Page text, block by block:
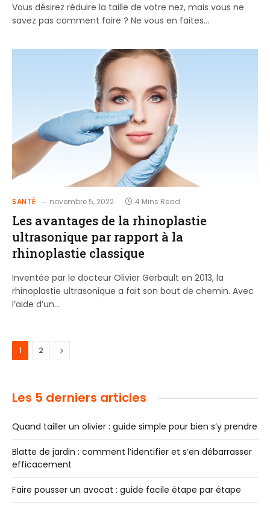
Vous désirez réduire la taille de votre nez, mais vous ne
savez pas comment faire ? Ne vous en faites…
SANTÉ novembre 5, 2022 4 Mins Read
Les avantages de la rhinoplastie
ultrasonique par rapport à la
rhinoplastie classique
Inventée par le docteur Olivier Gerbault en 2013, la
rhinoplastie ultrasonique a fait son bout de chemin. Avec
l’aide d’un…
1 2 Next
Les 5 derniers articles
Quand tailler un olivier : guide simple pour bien s’y prendre
Blatte de jardin : comment l’identifier et s’en débarrasser
efficacement
Faire pousser un avocat : guide facile étape par étape